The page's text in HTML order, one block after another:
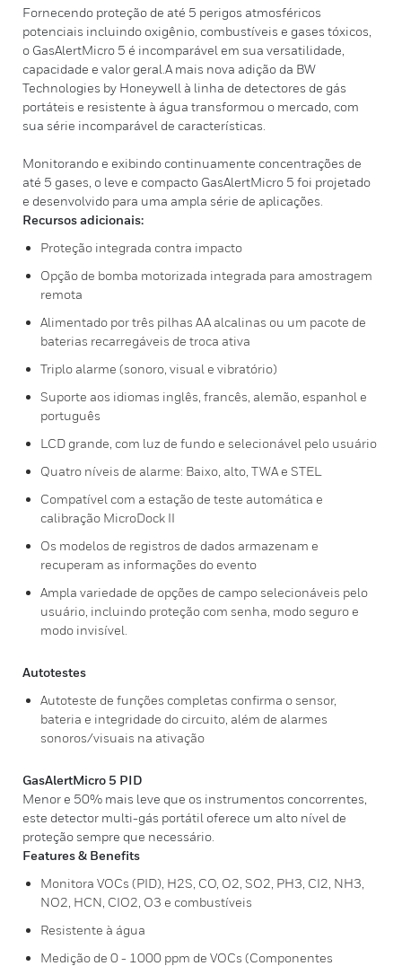
Fornecendo proteção de até 5 perigos atmosféricos
potenciais incluindo oxigênio, combustíveis e gases tóxicos,
o GasAlertMicro 5 é incomparável em sua versatilidade,
capacidade e valor geral.A mais nova adição da BW
Technologies by Honeywell à linha de detectores de gás
portáteis e resistente à água transformou o mercado, com
sua série incomparável de características.
Monitorando e exibindo continuamente concentrações de
até 5 gases, o leve e compacto GasAlertMicro 5 foi projetado
e desenvolvido para uma ampla série de aplicações.
Recursos adicionais:
Proteção integrada contra impacto
Opção de bomba motorizada integrada para amostragem
remota
Alimentado por três pilhas AA alcalinas ou um pacote de
baterias recarregáveis de troca ativa
Triplo alarme (sonoro, visual e vibratório)
Suporte aos idiomas inglês, francês, alemão, espanhol e
português
LCD grande, com luz de fundo e selecionável pelo usuário
Quatro níveis de alarme: Baixo, alto, TWA e STEL
Compatível com a estação de teste automática e
calibração MicroDock II
Os modelos de registros de dados armazenam e
recuperam as informações do evento
Ampla variedade de opções de campo selecionáveis pelo
usuário, incluindo proteção com senha, modo seguro e
modo invisível.
Autotestes
Autoteste de funções completas confirma o sensor,
bateria e integridade do circuito, além de alarmes
sonoros/visuais na ativação
GasAlertMicro 5 PID
Menor e 50% mais leve que os instrumentos concorrentes,
este detector multi-gás portátil oferece um alto nível de
proteção sempre que necessário.
Features & Benefits
Monitora VOCs (PID), H2S, CO, O2, SO2, PH3, CI2, NH3,
NO2, HCN, CIO2, O3 e combustíveis
Resistente à água
Medição de 0 - 1000 ppm de VOCs (Componentes